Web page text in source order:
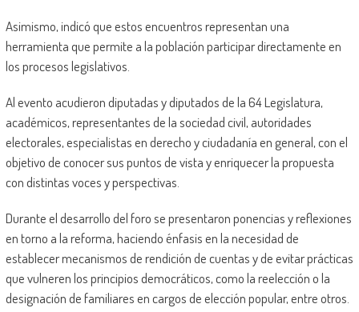
Asimismo, indicó que estos encuentros representan una
herramienta que permite a la población participar directamente en
los procesos legislativos.
Al evento acudieron diputadas y diputados de la 64 Legislatura,
académicos, representantes de la sociedad civil, autoridades
electorales, especialistas en derecho y ciudadanía en general, con el
objetivo de conocer sus puntos de vista y enriquecer la propuesta
con distintas voces y perspectivas.
Durante el desarrollo del foro se presentaron ponencias y reflexiones
en torno a la reforma, haciendo énfasis en la necesidad de
establecer mecanismos de rendición de cuentas y de evitar prácticas
que vulneren los principios democráticos, como la reelección o la
designación de familiares en cargos de elección popular, entre otros.